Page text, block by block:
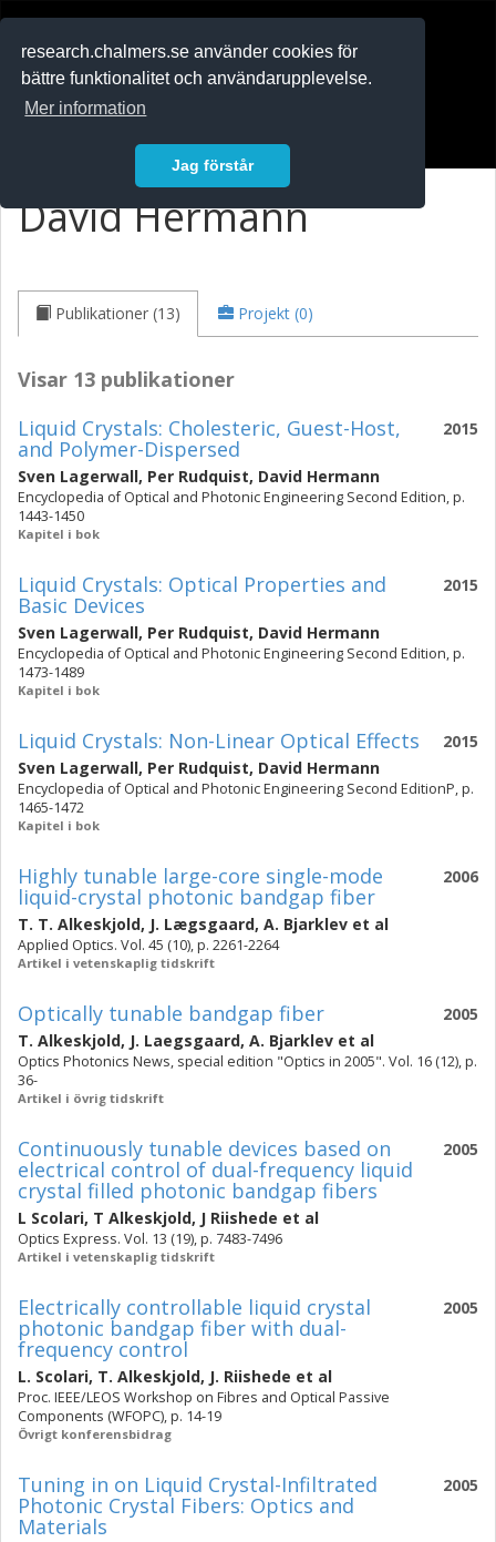
research.chalmers.se använder cookies för
bättre funktionalitet och användarupplevelse.
Mer information
Jag förstår
David Hermann
Publikationer (13) Projekt (0)
Visar 13 publikationer
2015
Liquid Crystals: Cholesteric, Guest-Host,
and Polymer-Dispersed
Sven Lagerwall, Per Rudquist, David Hermann
Encyclopedia of Optical and Photonic Engineering Second Edition, p.
1443-1450
Kapitel i bok
2015
Liquid Crystals: Optical Properties and
Basic Devices
Sven Lagerwall, Per Rudquist, David Hermann
Encyclopedia of Optical and Photonic Engineering Second Edition, p.
1473-1489
Kapitel i bok
2015
Liquid Crystals: Non-Linear Optical Effects
Sven Lagerwall, Per Rudquist, David Hermann
Encyclopedia of Optical and Photonic Engineering Second EditionP, p.
1465-1472
Kapitel i bok
2006
Highly tunable large-core single-mode
liquid-crystal photonic bandgap fiber
T. T. Alkeskjold, J. Lægsgaard, A. Bjarklev et al
Applied Optics. Vol. 45 (10), p. 2261-2264
Artikel i vetenskaplig tidskrift
2005
Optically tunable bandgap fiber
T. Alkeskjold, J. Laegsgaard, A. Bjarklev et al
Optics Photonics News, special edition "Optics in 2005". Vol. 16 (12), p.
36-
Artikel i övrig tidskrift
2005
Continuously tunable devices based on
electrical control of dual-frequency liquid
crystal filled photonic bandgap fibers
L Scolari, T Alkeskjold, J Riishede et al
Optics Express. Vol. 13 (19), p. 7483-7496
Artikel i vetenskaplig tidskrift
2005
Electrically controllable liquid crystal
photonic bandgap fiber with dual-
frequency control
L. Scolari, T. Alkeskjold, J. Riishede et al
Proc. IEEE/LEOS Workshop on Fibres and Optical Passive
Components (WFOPC), p. 14-19
Övrigt konferensbidrag
2005
Tuning in on Liquid Crystal-Infiltrated
Photonic Crystal Fibers: Optics and
Materials